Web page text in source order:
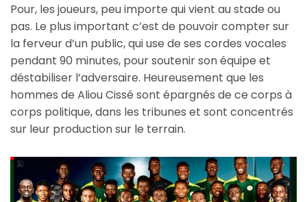
Pour, les joueurs, peu importe qui vient au stade ou
pas. Le plus important c’est de pouvoir compter sur
la ferveur d’un public, qui use de ses cordes vocales
pendant 90 minutes, pour soutenir son équipe et
déstabiliser l’adversaire. Heureusement que les
hommes de Aliou Cissé sont épargnés de ce corps à
corps politique, dans les tribunes et sont concentrés
sur leur production sur le terrain.